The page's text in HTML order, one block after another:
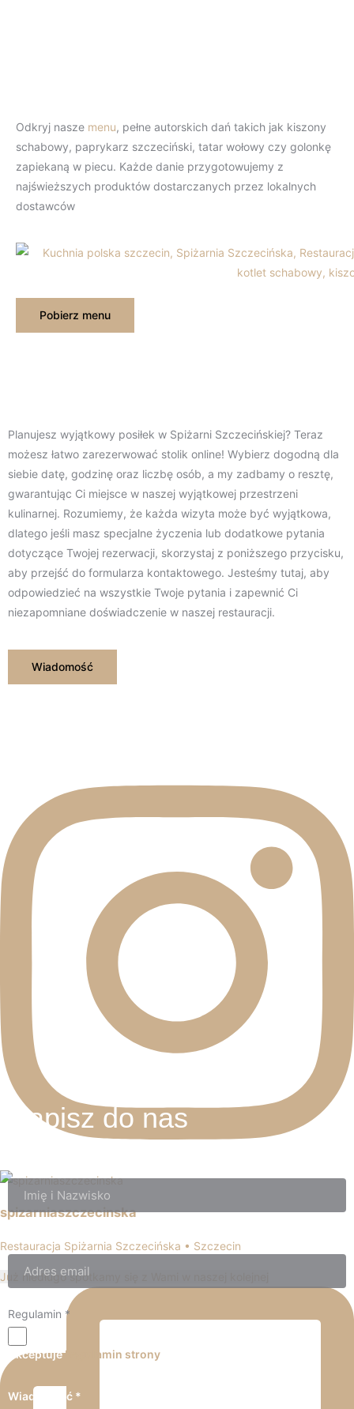
Odkryj nasze menu, pełne autorskich dań takich jak kiszony
schabowy, paprykarz szczeciński, tatar wołowy czy golonkę
zapiekaną w piecu. Każde danie przygotowujemy z
najświeższych produktów dostarczanych przez lokalnych
dostawców
Pobierz menu
Planujesz wyjątkowy posiłek w Spiżarni Szczecińskiej? Teraz
możesz łatwo zarezerwować stolik online! Wybierz dogodną dla
siebie datę, godzinę oraz liczbę osób, a my zadbamy o resztę,
gwarantując Ci miejsce w naszej wyjątkowej przestrzeni
kulinarnej. Rozumiemy, że każda wizyta może być wyjątkowa,
dlatego jeśli masz specjalne życzenia lub dodatkowe pytania
dotyczące Twojej rezerwacji, skorzystaj z poniższego przycisku,
aby przejść do formularza kontaktowego. Jesteśmy tutaj, aby
odpowiedzieć na wszystkie Twoje pytania i zapewnić Ci
niezapomniane doświadczenie w naszej restauracji.
Wiadomość
spizarniaszczecinska
Restauracja Spiżarnia Szczecińska • Szczecin
Już niedługo spotkamy się z Wami w naszej kolejnej
Napisz do nas
Regulamin *
AkceptujeRegulamin strony
Wiadomość *